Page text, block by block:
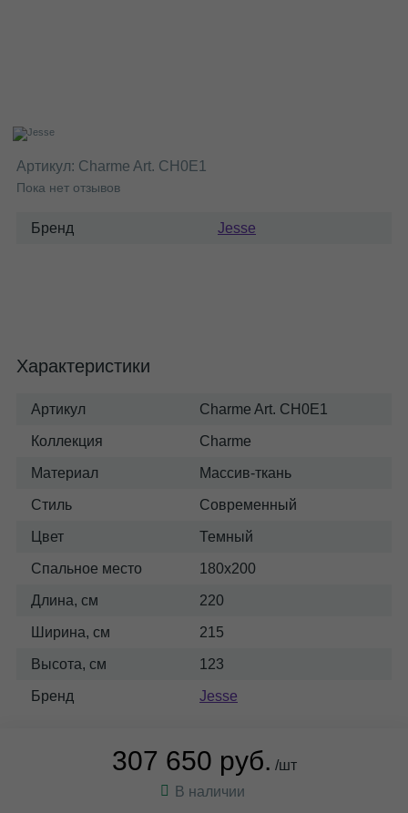
Артикул: Charme Art. CH0E1
Пока нет отзывов
Бренд Jesse
Характеристики
Артикул Charme Art. CH0E1
Коллекция Charme
Материал Массив-ткань
Стиль Современный
Цвет Темный
Спальное место 180x200
Длина, см 220
Ширина, см 215
Высота, см 123
Бренд Jesse
307 650 руб. /шт
В наличии